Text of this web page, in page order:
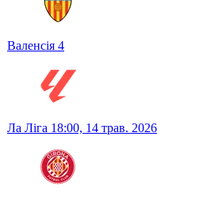
Валенсія 4
Ла Ліга 18:00, 14 трав. 2026